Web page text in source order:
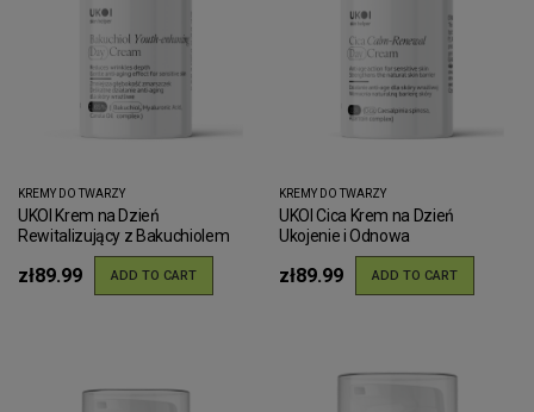
KREMY DO TWARZY
UKOI Krem na Dzień
Rewitalizujący z Bakuchiolem
zł89.99 ADD TO CART
KREMY DO TWARZY
UKOI Cica Krem na Dzień
Ukojenie i Odnowa
zł89.99 ADD TO CART